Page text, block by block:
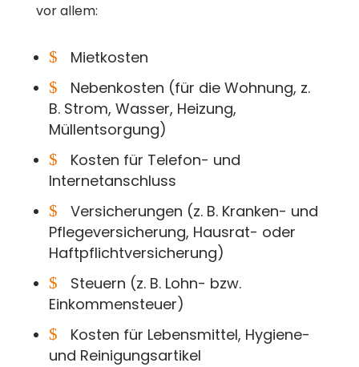
vor allem:
$ Mietkosten
$
Nebenkosten (für die Wohnung, z.
B. Strom, Wasser, Heizung,
Müllentsorgung)
$
Kosten für Telefon- und
Internetanschluss
$
Versicherungen (z. B. Kranken- und
Pflegeversicherung, Hausrat- oder
Haftpflichtversicherung)
$
Steuern (z. B. Lohn- bzw.
Einkommensteuer)
$
Kosten für Lebensmittel, Hygiene-
und Reinigungsartikel